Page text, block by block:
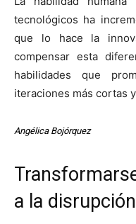
tecnológicos ha
que lo hace la
compensar esta
habilidades que
iteraciones más cortas
Angélica Bojórquez
a la disrupción